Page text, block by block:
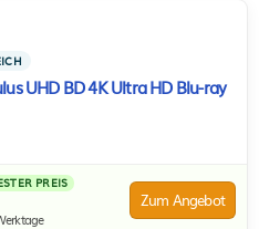
UHD BD 4K Ultra HD Blu-ray
PREIS
Zum Angebot